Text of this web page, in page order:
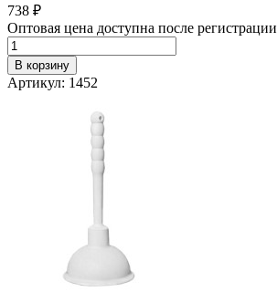
738 ₽
Оптовая цена доступна после регистрации
В корзину
Артикул: 1452